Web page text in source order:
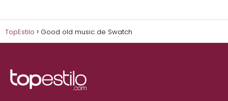
TopEstilo Good old music de Swatch